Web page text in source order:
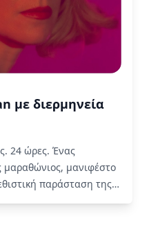
με διερμηνεία
24 ώρες. Ένας
μαραθώνιος, μανιφέστο
παράσταση της
Read More